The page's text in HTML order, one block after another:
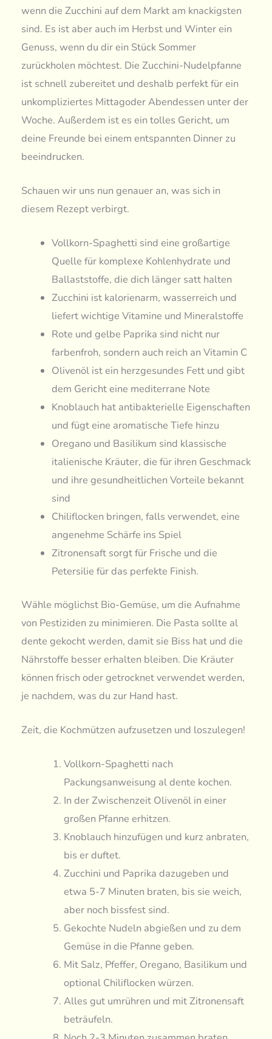
wenn die Zucchini auf dem Markt am knackigsten
sind. Es ist aber auch im Herbst und Winter ein
Genuss, wenn du dir ein Stück Sommer
zurückholen möchtest. Die Zucchini-Nudelpfanne
ist schnell zubereitet und deshalb perfekt für ein
unkompliziertes Mittagoder Abendessen unter der
Woche. Außerdem ist es ein tolles Gericht, um
deine Freunde bei einem entspannten Dinner zu
beeindrucken.
Schauen wir uns nun genauer an, was sich in
diesem Rezept verbirgt.
Vollkorn-Spaghetti sind eine großartige
Quelle für komplexe Kohlenhydrate und
Ballaststoffe, die dich länger satt halten
Zucchini ist kalorienarm, wasserreich und
liefert wichtige Vitamine und Mineralstoffe
Rote und gelbe Paprika sind nicht nur
farbenfroh, sondern auch reich an Vitamin C
Olivenöl ist ein herzgesundes Fett und gibt
dem Gericht eine mediterrane Note
Knoblauch hat antibakterielle Eigenschaften
und fügt eine aromatische Tiefe hinzu
Oregano und Basilikum sind klassische
italienische Kräuter, die für ihren Geschmack
und ihre gesundheitlichen Vorteile bekannt
sind
Chiliflocken bringen, falls verwendet, eine
angenehme Schärfe ins Spiel
Zitronensaft sorgt für Frische und die
Petersilie für das perfekte Finish.
Wähle möglichst Bio-Gemüse, um die Aufnahme
von Pestiziden zu minimieren. Die Pasta sollte al
dente gekocht werden, damit sie Biss hat und die
Nährstoffe besser erhalten bleiben. Die Kräuter
können frisch oder getrocknet verwendet werden,
je nachdem, was du zur Hand hast.
Zeit, die Kochmützen aufzusetzen und loszulegen!
Vollkorn-Spaghetti nach
Packungsanweisung al dente kochen.
In der Zwischenzeit Olivenöl in einer
großen Pfanne erhitzen.
Knoblauch hinzufügen und kurz anbraten,
bis er duftet.
Zucchini und Paprika dazugeben und
etwa 5-7 Minuten braten, bis sie weich,
aber noch bissfest sind.
Gekochte Nudeln abgießen und zu dem
Gemüse in die Pfanne geben.
Mit Salz, Pfeffer, Oregano, Basilikum und
optional Chiliflocken würzen.
Alles gut umrühren und mit Zitronensaft
beträufeln.